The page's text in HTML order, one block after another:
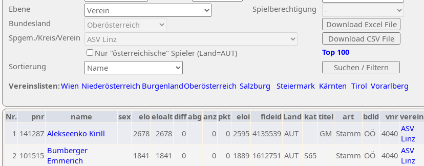
Ebene
Sortierung
Bundesland
Spgem./Kreis/Verein
Nur "österreichische" Spieler (Land=AUT)
Spielberechtigung
Vereinslisten:Wien Niederösterreich BurgenlandOberösterreich Salzburg Steiermark Kärnten Tirol Vorarlberg
Top 100
Nr. pnr name sex eloeloaltdiffabg anz pkt eloi fideid Land kat titel art bdld vnrverein
1 141287 Alekseenko Kirill 2678 2678 0 0 0 2595 4135539 AUT GM Stamm OÖ 4040 ASV
Linz
2 101515 Bumberger
Emmerich
1841 1841 0 0 0 1889 1612751 AUT S65 Stamm OÖ 4040 ASV
Linz